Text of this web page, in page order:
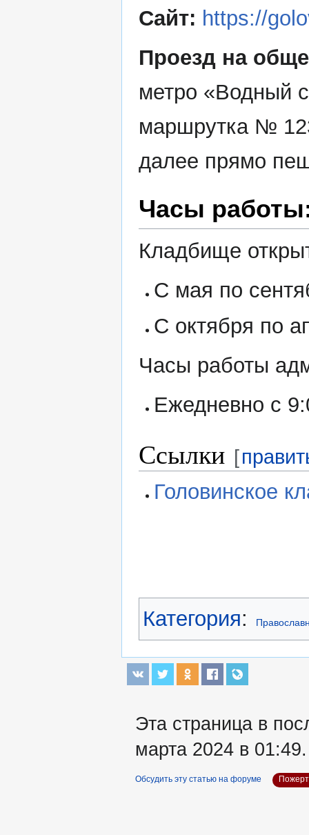
Сайт: https://
Проезд на
метро «Водный
маршрутка №
далее прямо
Часы
Кладбище
С мая по
С октября по
Часы работы
Ежедневно с
Ссылки [
Головинское
Категория:
Эта страница в
марта 2024 в 01:49.
Обсудить эту статью на форуме